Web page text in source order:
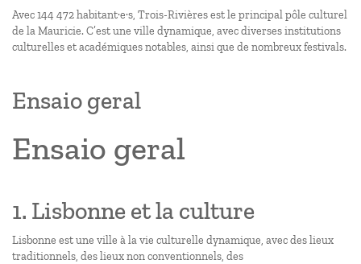
Avec 144 472 habitant·e·s, Trois-Rivières est le principal pôle culturel
de la Mauricie. C’est une ville dynamique, avec diverses institutions
culturelles et académiques notables, ainsi que de nombreux festivals.
Ensaio geral
Ensaio geral
1. Lisbonne et la culture
Lisbonne est une ville à la vie culturelle dynamique, avec des lieux
traditionnels, des lieux non conventionnels, des